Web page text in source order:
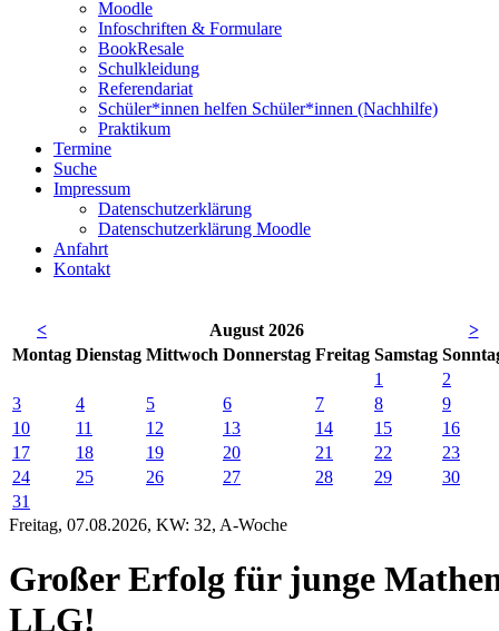
Moodle
Infoschriften & Formulare
BookResale
Schulkleidung
Referendariat
Schüler*innen helfen Schüler*innen (Nachhilfe)
Praktikum
Termine
Suche
Impressum
Datenschutzerklärung
Datenschutzerklärung Moodle
Anfahrt
Kontakt
< August 2026
>
Montag Dienstag Mittwoch Donnerstag Freitag Samstag So
1
2
3
4 5 6 7 8
9
10
11 12 13 14 15
16
17
18 19 20 21 22
23
24
25 26 27 28 29
30
31
Freitag, 07.08.2026, KW: 32, A-Woche
Großer Erfolg für junge
LLG!